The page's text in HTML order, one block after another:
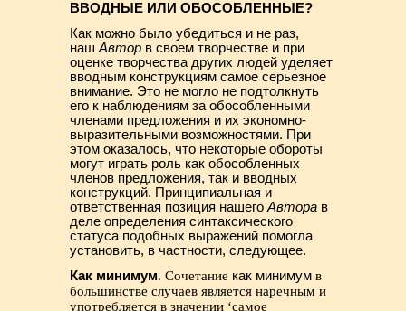
ВВОДНЫЕ ИЛИ ОБОСОБЛЕННЫЕ?
Как можно было убедиться и не раз,
нашАвтор в своем творчестве и при
оценке творчества других людей уделяет
вводным конструкциям самое серьезное
внимание. Это не могло не подтолкнуть
его к наблюдениям за обособленными
членами предложения и их экономно-
выразительными возможностями. При
этом оказалось, что некоторые обороты
могут играть роль как обособленных
членов предложения, так и вводных
конструкций. Принципиальная и
ответственная позиция нашегоАвтора в
деле определения синтаксического
статуса подобных выражений помогла
установить, в частности, следующее.
Как минимум. Сочетание как минимум в
большинстве случаев является наречным и
употребляется в значении ‘самое